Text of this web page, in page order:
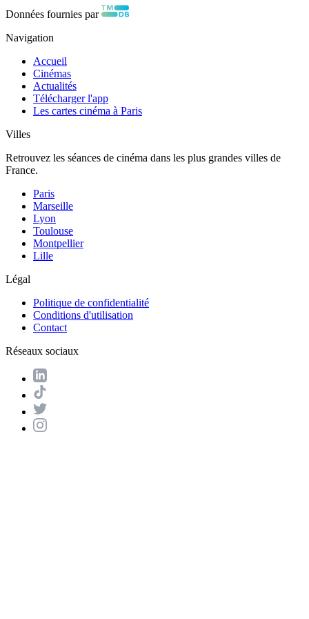
Données fournies par
Navigation
Accueil
Cinémas
Actualités
Télécharger l'app
Les cartes cinéma à Paris
Villes
Retrouvez les séances de cinéma dans les plus grandes villes de
France.
Paris
Marseille
Lyon
Toulouse
Montpellier
Lille
Légal
Politique de confidentialité
Conditions d'utilisation
Contact
Réseaux sociaux